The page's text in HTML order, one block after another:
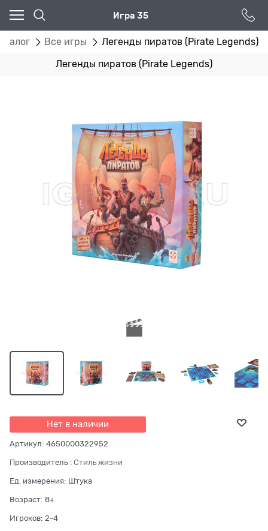
Игра 35
Все игры Легенды пиратов (Pirate Legends)
Легенды пиратов (Pirate Legends)
Нет в наличии
Артикул: 4650000322952
Производитель : Стиль жизни
Ед. измерения: Штука
Возраст: 8+
Игроков: 2-4